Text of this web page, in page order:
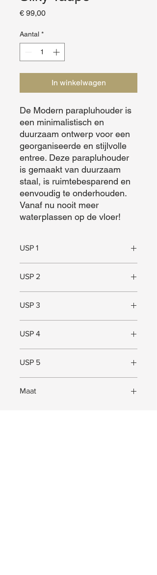
€ 99,00Prijs
Aantal *
In winkelwagen
De Modern parapluhouder is
een minimalistisch en
duurzaam ontwerp voor een
georganiseerde en stijlvolle
entree. Deze parapluhouder
is gemaakt van duurzaam
staal, is ruimtebesparend en
eenvoudig te onderhouden.
Vanaf nu nooit meer
waterplassen op de vloer!
USP 1
USP 2
USP 3
USP 4
USP 5
Maat